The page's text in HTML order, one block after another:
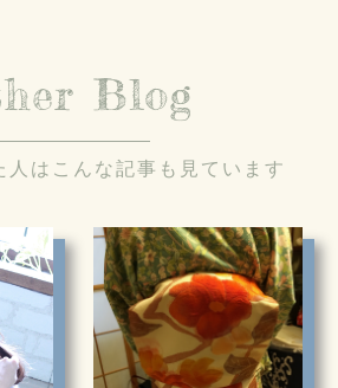
Blog
人はこんな記事も見ています